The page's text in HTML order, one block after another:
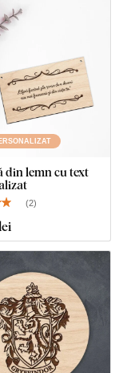
din lemn cu text
(2)